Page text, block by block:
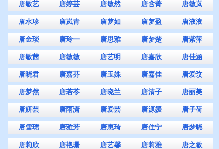
唐敏艺 唐婷芸 唐敏然 唐含菁 唐敏岚
唐水珍 唐岚青 唐梦如 唐梦盈 唐液液
唐金琰 唐玲一 唐思雅 唐梦楚 唐紫萍
唐敏茜 唐敏敏 唐艺明 唐嘉欣 唐佳涵
唐晓君 唐嘉芬 唐玉姝 唐嘉佳 唐爱玟
唐梦然 唐若苓 唐晓兰 唐清子 唐丽美
唐妍芸 唐雨潇 唐爱芸 唐源媛 唐子荷
唐雪珺 唐雅芳 唐惠琦 唐佳宁 唐梦晓
唐莉欣 唐艳珊 唐艺馨 唐莉雅 唐之敏